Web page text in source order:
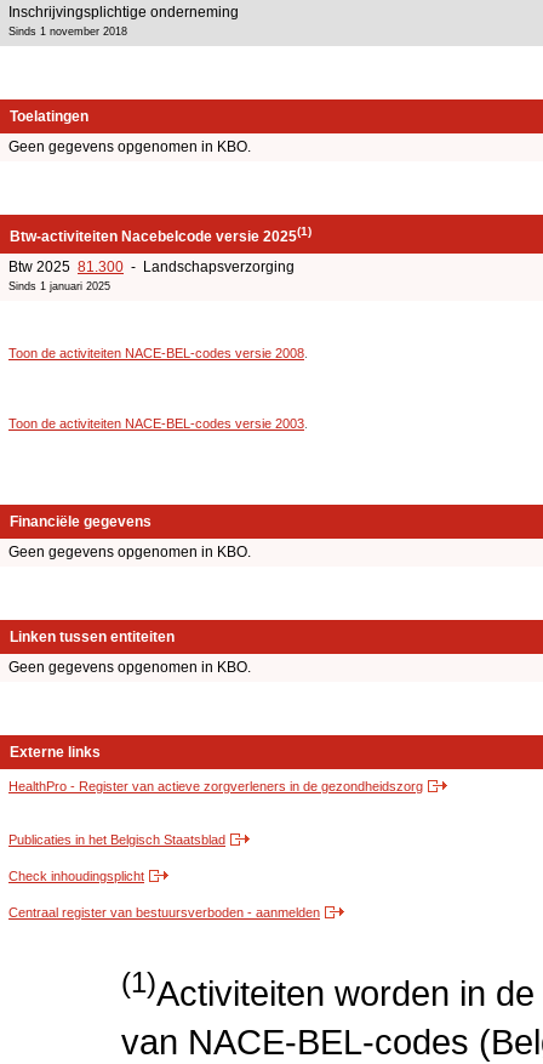
Inschrijvingsplichtige onderneming
Sinds 1 november 2018
Toelatingen
Geen gegevens opgenomen in KBO.
Btw-activiteiten Nacebelcode versie 2025(1)
Btw 2025 81.300 - Landschapsverzorging
Sinds 1 januari 2025
Toon de activiteiten NACE-BEL-codes versie 2008
Toon de activiteiten NACE-BEL-codes versie 2003
Financiële gegevens
Geen gegevens opgenomen in KBO.
Linken tussen entiteiten
Geen gegevens opgenomen in KBO.
Externe links
HealthPro - Register van actieve zorgverleners in de gezondheidszorg
Publicaties in het Belgisch Staatsblad
Check inhoudingsplicht
Centraal register van bestuursverboden - aanmelden
(1)Activiteiten worden in
van NACE-BEL-codes